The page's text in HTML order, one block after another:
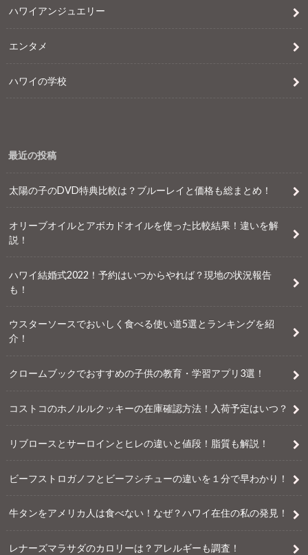
ハワイアンジュエリー
エンタメ
ハワイの学校
最近の投稿
太陽の子のDVD特典比較は？ブルーレイと価格も総まとめ！
オリーブオイルとアボカドオイルを使った比較結果！違いを解
説！
ハワイ結婚式2022！予約はいつからやれば？現地の状況報告
も！
ウスターソースでおいしく食べる使い道5選とランキングを紹
介！
クロームブックでおすすめの子供の教育・学習アプリ3選！
コストコのホノルルクッキーの在庫確認方法！入荷予定はいつ？
リブロースとサーロインとヒレの違いと値段！脂質も解説！
ビーフストロガノフとビーフシチューの違いを１分で早わかり！
牛タンをアメリカ人は食べない！なぜ？ハワイ在住の私の発見！
レナーズマラサダのカロリーは？アレルギーも調査！